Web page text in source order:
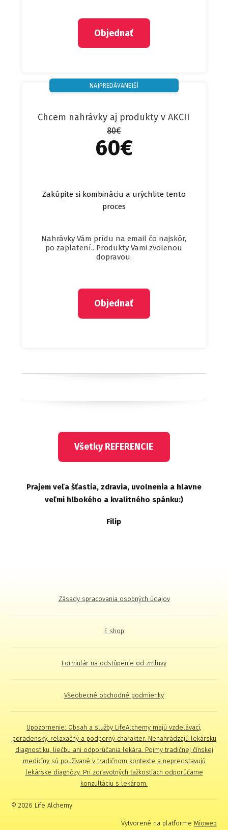
Objednať
Chcem nahrávky aj produkty v AKCII
80€
60€
NAJPREDÁVANEJŠÍ
Zakúpite si kombináciu a urýchlite tento
proces
Nahrávky Vám prídu na email čo najskôr,
po zaplatení.. Produkty Vami zvolenou
dopravou.
Objednať
Všetky REFERENCIE
Prajem veľa šťastia, zdravia, uvolnenia a hlavne
veľmi hlbokého a kvalitného spánku:)
Filip
Zásady spracovania osobných údajov
E shop
Formulár na odstúpenie od zmluvy
Všeobecné obchodné podmienky
Upozornenie: Obsah a služby LifeAlchemy majú vzdelávací,
poradenský, relaxačný a podporný charakter. Nenahrádzajú lekársku
diagnostiku, liečbu ani odporúčania lekára. Pojmy tradičnej čínskej
medicíny sú používané v tradičnom kontexte a nepredstavujú
lekárske diagnózy. Pri zdravotných ťažkostiach odporúčame
konzultáciu s lekárom.
© 2026 Life Alchemy
Vytvorené na platforme Mioweb